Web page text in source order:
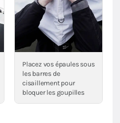
Placez vos épaules sous
les barres de
cisaillement pour
bloquer les goupilles